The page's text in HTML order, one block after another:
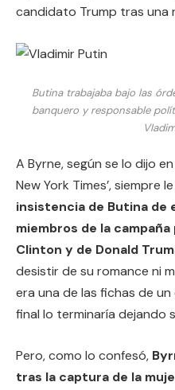
candidato Trump tras una
Butina trabajaba bajo las
banquero y responsable
A Byrne, según se lo dijo
New York Times’, siempre
insistencia de Butina
miembros de la
Clinton y de Donald
desistir de su romance ni
era una de las fichas de
final lo terminaría dejando
Pero, como lo confesó,
tras la captura de la